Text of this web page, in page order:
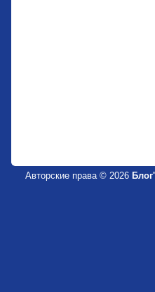
Авторские права © 2026